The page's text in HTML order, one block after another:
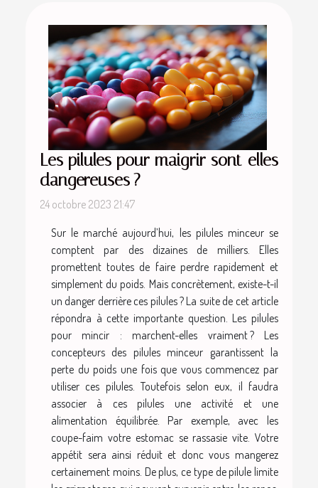
Les pilules pour maigrir sont-elles
dangereuses ?
24 octobre 2023 21:47
Sur le marché aujourd’hui, les pilules minceur se
comptent par des dizaines de milliers. Elles
promettent toutes de faire perdre rapidement et
simplement du poids. Mais concrètement, existe-t-il
un danger derrière ces pilules ? La suite de cet article
répondra à cette importante question. Les pilules
pour mincir : marchent-elles vraiment ? Les
concepteurs des pilules minceur garantissent la
perte du poids une fois que vous commencez par
utiliser ces pilules. Toutefois selon eux, il faudra
associer à ces pilules une activité et une
alimentation équilibrée. Par exemple, avec les
coupe-faim votre estomac se rassasie vite. Votre
appétit sera ainsi réduit et donc vous mangerez
certainement moins. De plus, ce type de pilule limite